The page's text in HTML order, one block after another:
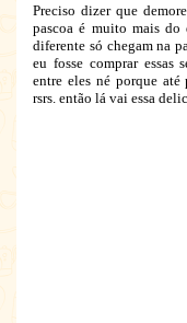
Preciso dizer que
pascoa é muito mais do
diferente só chegam na
eu fosse comprar essas
entre eles né porque até
rsrs. então lá vai essa